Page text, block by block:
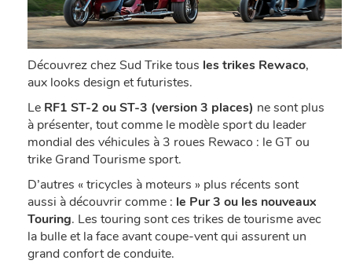
Découvrez chez Sud Trike tous les trikes Rewaco,
aux looks design et futuristes.
Le RF1 ST-2 ou ST-3 (version 3 places) ne sont plus
à présenter, tout comme le modèle sport du leader
mondial des véhicules à 3 roues Rewaco : le GT ou
trike Grand Tourisme sport.
D’autres « tricycles à moteurs » plus récents sont
aussi à découvrir comme : le Pur 3 ou les nouveaux
Touring. Les touring sont ces trikes de tourisme avec
la bulle et la face avant coupe-vent qui assurent un
grand confort de conduite.